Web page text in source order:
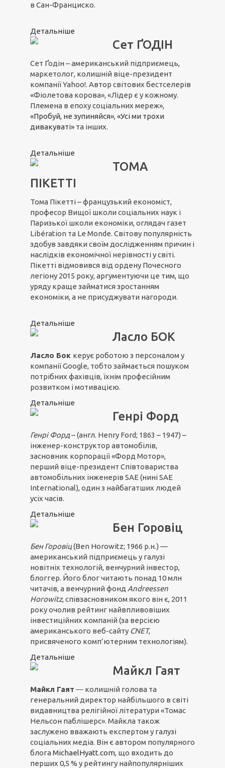
в Сан-Франциско.
Детальніше
Сет ҐОДІН
Сет Ґодін – американський підприємець,
маркетолог, колишній віце-президент
компанії Yahoo!. Автор світових бестселерів
«Фіолетова корова», «Лідер є у кожному.
Племена в епоху соціальних мереж»,
«Пробуй, не зупиняйся», «Усі ми трохи
дивакуваті» та інших.
Детальніше
ТОМА
ПІКЕТТІ
Тома Пікетті – французький економіст,
професор Вищої школи соціальних наук і
Паризької школи економіки, оглядач газет
Libération та Le Monde. Світову популярність
здобув завдяки своїм дослідженням причин і
наслідків економічної нерівності у світі.
Пікетті відмовився від ордену Почесного
легіону 2015 року, аргументуючи це тим, що
уряду краще займатися зростанням
економіки, а не присуджувати нагороди.
Детальніше
Ласло БОК
Ласло Бок керує роботою з персоналом у
компанії Google, тобто займається пошуком
потрібних фахівців, їхнім професійним
розвитком і мотивацією.
Детальніше
Генрі Форд
Генрі Форд– (англ. Henry Ford; 1863 – 1947) –
інженер-конструктор автомобілів,
засновник корпорації «Форд Мотор»,
перший віце-президент Співтовариства
автомобільних інженерів SAE (нині SAE
International), один з найбагатших людей
усіх часів.
Детальніше
Бен Горовіц
Бен Горовіц(Ben Horowitz; 1966 р.н.) —
американський підприємець у галузі
новітніх технологій, венчурний інвестор,
блоггер. Його блог читають понад 10 млн
читачів, а венчурний фонд Andreessen
Horowitz, співзасновником якого він є, 2011
року очолив рейтинг найвпливовіших
інвестиційних компаній (за версією
американського веб-сайту CNET,
присвяченого комп’ютерним технологіям).
Детальніше
Майкл Гаят
Майкл Гаят ― колишній голова та
генеральний директор найбільшого в світі
видавництва релігійної літератури «Томас
Нельсон паблішерс». Майкла також
заслужено вважають експертом у галузі
соціальних медіа. Він є автором популярного
блога MichaelHyatt.com, що входить до
перших 0,5 % у рейтингу найпопулярніших